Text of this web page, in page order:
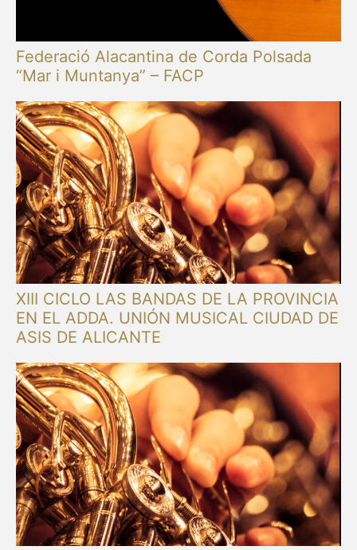
Federació Alacantina de Corda Polsada
“Mar i Muntanya” – FACP
XIII CICLO LAS BANDAS DE LA PROVINCIA
EN EL ADDA. UNIÓN MUSICAL CIUDAD DE
ASIS DE ALICANTE